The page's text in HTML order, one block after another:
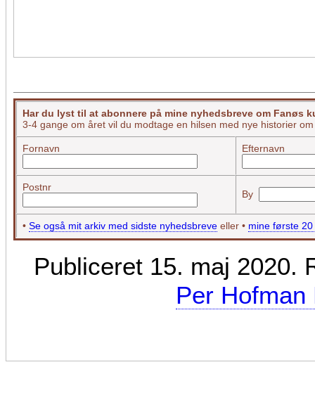
Har du lyst til at abonnere på mine nyhedsbreve om Fanøs
3-4 gange om året vil du modtage en hilsen med nye historier
Fornavn Efternavn
Postnr
By
• Se også mit arkiv med sidste nyhedsbreve eller • mine første
Publiceret 15. maj
Per Hofman